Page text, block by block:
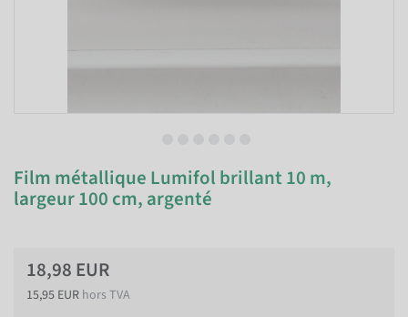
Film métallique Lumifol brillant 10 m,
largeur 100 cm, argenté
18,98 EUR
15,95 EUR hors TVA